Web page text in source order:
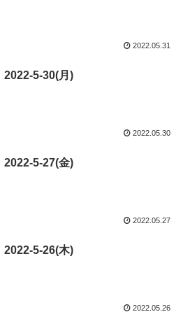
2022.05.31
2022-5-30(月)
2022.05.30
2022-5-27(金)
2022.05.27
2022-5-26(木)
2022.05.26